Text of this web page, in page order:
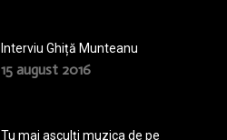
Interviu Ghiță Munteanu
15 august 2016
Tu mai asculți muzica de pe